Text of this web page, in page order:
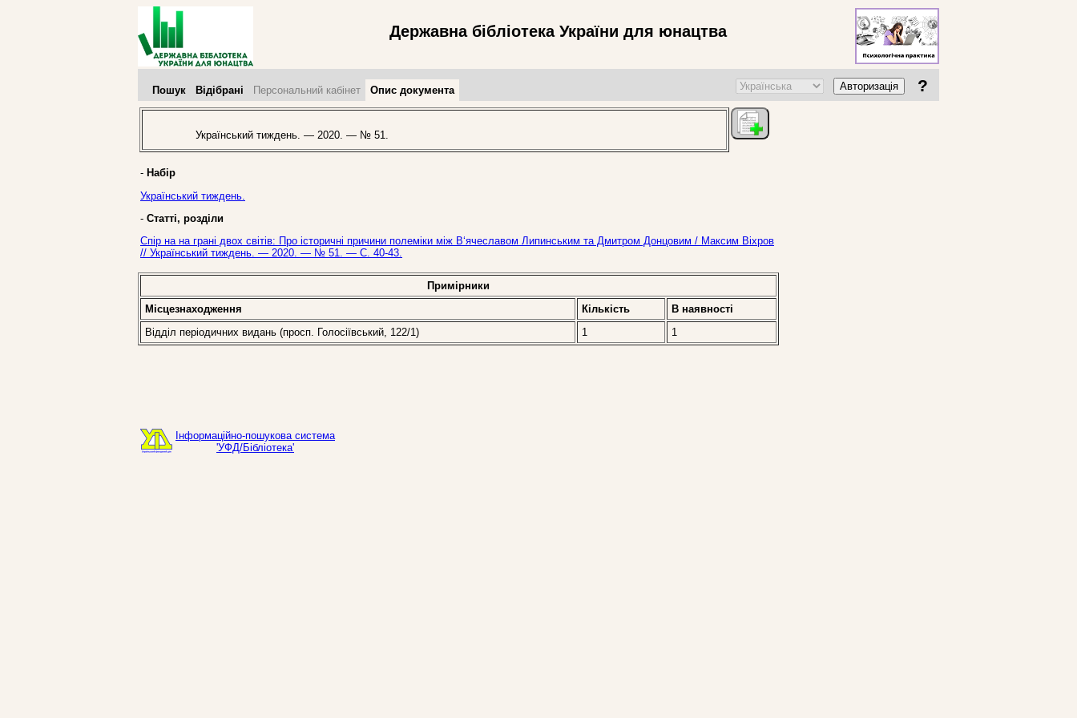
Державна бібліотека України для юнацтва
Пошук Відібрані Персональний кабінет Опис документа Авторизація ?
Український тиждень. — 2020. — № 51.
- Набір
Український тиждень.
- Статті, розділи
Спір на на грані двох світів: Про історичні причини полеміки між В‘ячеславом Липинським та Дмитром Донцовим / Максим Віхров
// Український тиждень. — 2020. — № 51. — С. 40-43.
Примірники
Місцезнаходження
Кількість
В наявностi
Відділ періодичних видань (просп. Голосіївський, 122/1)
1 1
Інформаційно-пошукова система
'УФД/Бібліотека'